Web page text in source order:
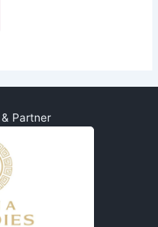
Partner